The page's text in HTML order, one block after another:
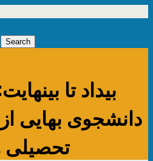
بیداد تا
دانشجوی بهایی
تحصیلی